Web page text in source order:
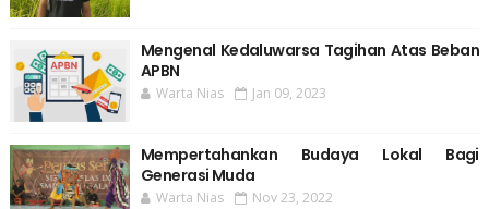
Mengenal Kedaluwarsa Tagihan Atas Beban
APBN
Warta Nias Jan 09, 2023
Mempertahankan Budaya Lokal Bagi
Generasi Muda
Warta Nias Nov 23, 2022